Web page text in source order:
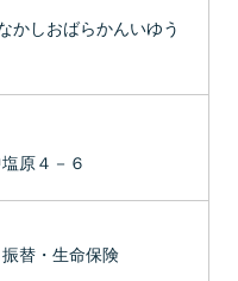
かしおばらかんいゆう
原４－６
替・生命保険